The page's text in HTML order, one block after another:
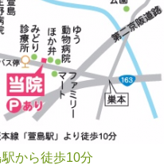
から徒歩10分